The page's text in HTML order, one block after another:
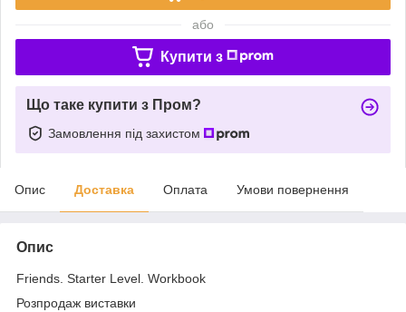
або
Купити з
Що таке купити з Пром?
Замовлення під захистом
Опис Доставка Оплата Умови повернення
Опис
Friends. Starter Level. Workbook
Розпродаж виставки